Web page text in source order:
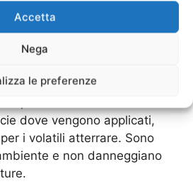
Accetta
Nega
le preferenze
essere fastidiosi per i
a cercare un’altra zona dove
sono facili da installare
dove vengono applicati,
i volatili atterrare. Sono
e non danneggiano